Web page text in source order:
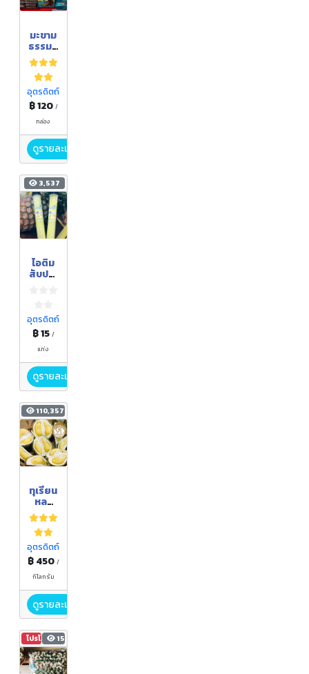
มะขาม
ธรรมช
าติไร้
เมล็ด
อุตรดิตถ์
฿ 120 /
กล่อง
ดูรายละเอียด
3,537
ไอติม
สับปะร
ซช็อต
อุตรดิตถ์
฿ 15 /
แท่ง
ดูรายละเอียด
110,357
ทุเรียน
หลง
ลับแล/
หลิน
ลับแล
อุตรดิตถ์
฿ 450 /
กิโลกรัม
ดูรายละเอียด
โปรโมชัน15,736